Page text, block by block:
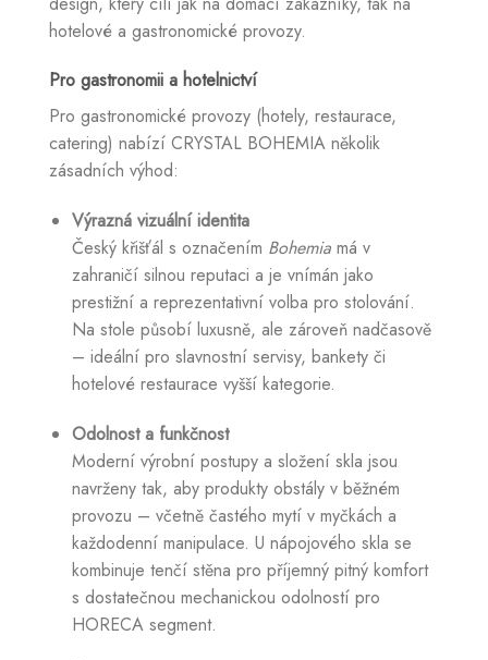
hotelové a gastronomické provozy.
Pro gastronomii a hotelnictví
Pro gastronomické provozy (hotely, restaurace,
catering) nabízí CRYSTAL BOHEMIA několik
zásadních výhod:
Výrazná vizuální identita
Český křišťál s označením Bohemiamá v
zahraničí silnou reputaci a je vnímán jako
prestižní a reprezentativní volba pro stolování.
Na stole působí luxusně, ale zároveň nadčasově
– ideální pro slavnostní servisy, bankety či
hotelové restaurace vyšší kategorie.
Odolnost a funkčnost
Moderní výrobní postupy a složení skla jsou
navrženy tak, aby produkty obstály v běžném
provozu – včetně častého mytí v myčkách a
každodenní manipulace. U nápojového skla se
kombinuje tenčí stěna pro příjemný pitný komfort
s dostatečnou mechanickou odolností pro
HORECA segment.